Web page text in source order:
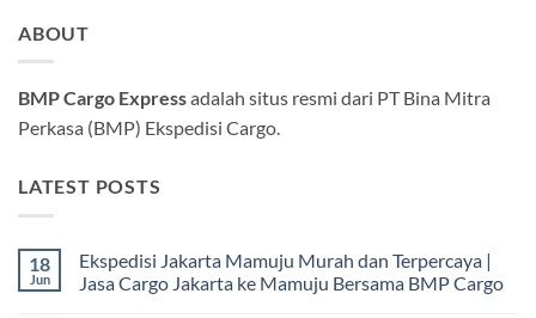
ABOUT
BMP Cargo Expressadalah situs resmi dari PT Bina Mitra
Perkasa (BMP) Ekspedisi Cargo.
LATEST POSTS
18
Jun
Ekspedisi Jakarta Mamuju Murah dan Terpercaya |
Jasa Cargo Jakarta ke Mamuju Bersama BMP Cargo